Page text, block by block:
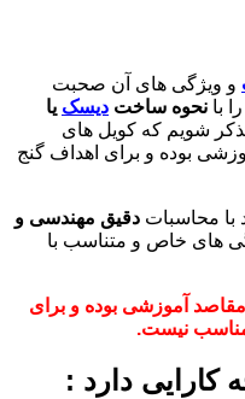
و ویژگی های آن صحبت
با نحوه ساخت دیسک یا
متذکر شویم که کویل های
بوده و برای اهداف گنج
با محاسبات دقیق مهندسی و
های خاص و متناسب با
آموزشی بوده و برای
نیست.
دارد :